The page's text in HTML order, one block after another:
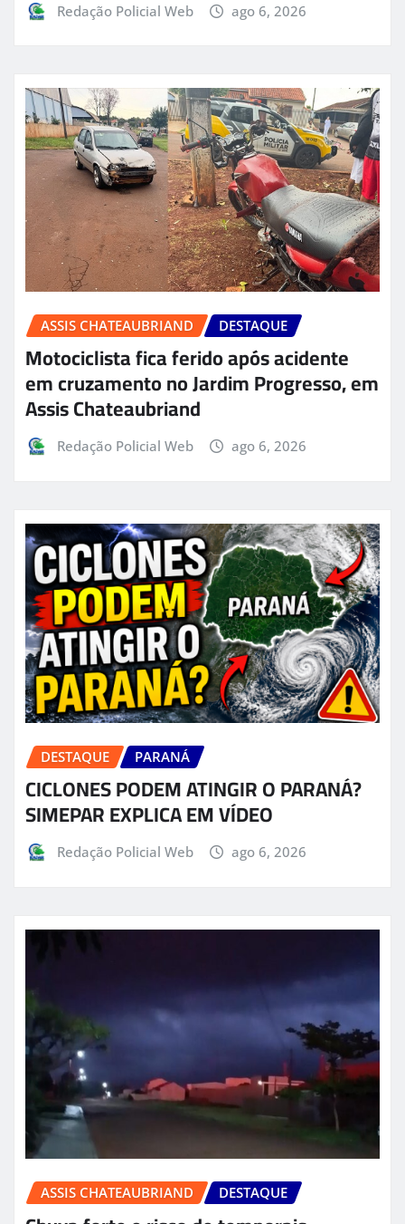
Redação Policial Web ago 6, 2026
ASSIS CHATEAUBRIAND DESTAQUE
Motociclista fica ferido após acidente
em cruzamento no Jardim Progresso, em
Assis Chateaubriand
Redação Policial Web ago 6, 2026
DESTAQUE PARANÁ
CICLONES PODEM ATINGIR O PARANÁ?
SIMEPAR EXPLICA EM VÍDEO
Redação Policial Web ago 6, 2026
ASSIS CHATEAUBRIAND DESTAQUE